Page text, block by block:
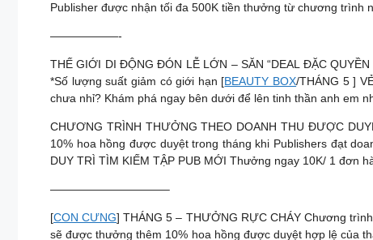
Publisher được nhận tối đa 500K tiền thưởng từ chương trình
——————-
THẾ GIỚI DI ĐỘNG ĐÓN LỄ LỚN – SĂN “DEAL ĐẶC
*Số lượng suất giảm có giới hạn [BEAUTY BOX/THÁNG 5 ]
chưa nhỉ? Khám phá ngay bên dưới để lên tinh thần anh em
CHƯƠNG TRÌNH THƯỞNG THEO DOANH THU ĐƯỢC
10% hoa hồng được duyệt trong tháng khi Publishers đạt
DUY TRÌ TÌM KIẾM TẬP PUB MỚI Thưởng ngay 10K/ 1 đơn
——————————–
[CON CƯNG] THÁNG 5 – THƯỞNG RỰC CHÁY Chương
sẽ được thưởng thêm 10% hoa hồng được duyệt hợp lệ của